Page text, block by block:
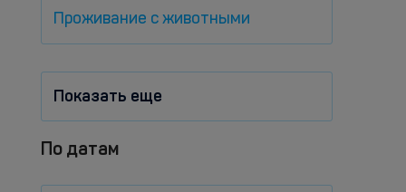
Проживание с животными
Показать еще
По датам